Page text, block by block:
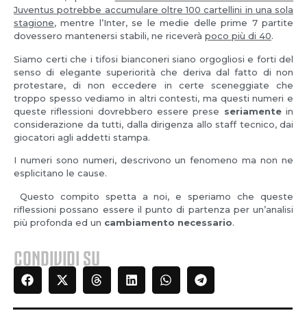
Juventus potrebbe accumulare oltre 100 cartellini in una sola
stagione, mentre l’Inter, se le medie delle prime 7 partite
dovessero mantenersi stabili, ne riceverà poco più di 40.
Siamo certi che i tifosi bianconeri siano orgogliosi e forti del
senso di elegante superiorità che deriva dal fatto di non
protestare, di non eccedere in certe sceneggiate che
troppo spesso vediamo in altri contesti, ma questi numeri e
queste riflessioni dovrebbero essere prese seriamentein
considerazione da tutti, dalla dirigenza allo staff tecnico, dai
giocatori agli addetti stampa.
I numeri sono numeri, descrivono un fenomeno ma non ne
esplicitano le cause.
Questo compito spetta a noi, e speriamo che queste
riflessioni possano essere il punto di partenza per un’analisi
più profonda ed un cambiamento necessario.
CONDIVIDI SU